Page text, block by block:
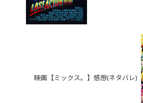
映画【ミックス。】感想(ネタバレ)